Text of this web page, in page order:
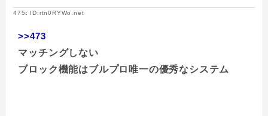
475: ID:rtn0RYWo.net
>>473
マッチングしない
ブロック機能はブルプロ唯一の優秀なシステム